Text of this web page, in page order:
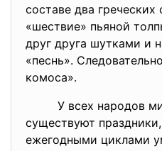
составе два греческих
«шествие» пьяной
друг друга шутками и
«песнь».
комоса».
У всех народов
существуют
ежегодными циклами